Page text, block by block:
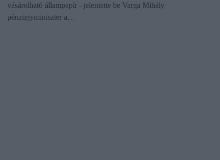
vásárolható állampapír - jelentette be Varga Mihály
pénzügyminiszter a…